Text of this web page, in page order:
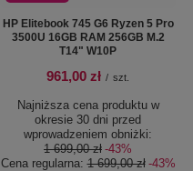
HP Elitebook 745 G6 Ryzen 5 Pro
3500U 16GB RAM 256GB M.2
T14" W10P
961,00 zł / szt.
Najniższa cena produktu w
okresie 30 dni przed
wprowadzeniem obniżki:
1 699,00 zł -43%
Cena regularna:1 699,00 zł -43%